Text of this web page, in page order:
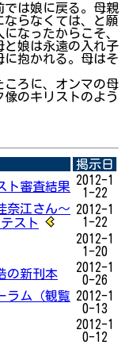
は娘に戻る。母親
らなくては、と願
なったからこそ、
と娘は永遠の入れ子
抱かれる。母はそ
ろに、オンマの母
のキリストのよう
掲示日
ト審査結果 2012-1
1-22
奈江さん～
スト
2012-1
1-22
2012-1
1-20
の新刊本
2012-1
0-26
ラム（観覧 2012-1
0-13
2012-1
0-12